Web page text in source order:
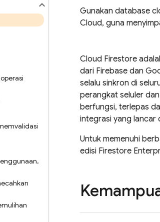
,
Gunakan database
Cloud, guna
Cloud Firestore
dari Firebase dan
selalu sinkron di
perangkat seluler
berfungsi, terlepas
integrasi yang lancar
Untuk memenuhi
edisi Firestore